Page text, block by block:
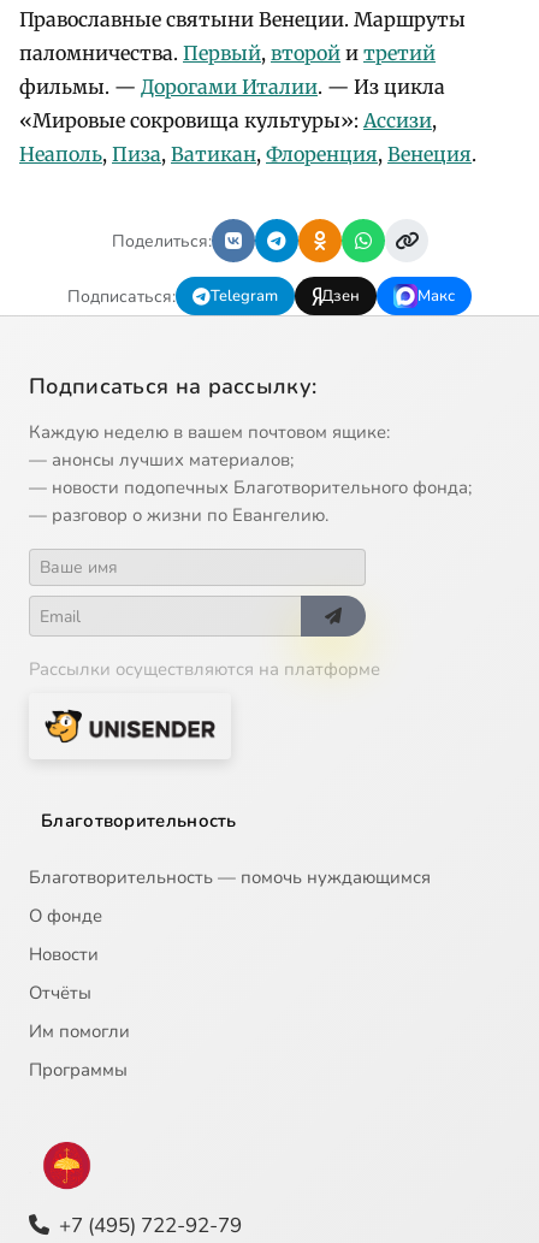
Православные святыни Венеции. Маршруты
паломничества. Первый, второй и третий
фильмы. — Дорогами Италии. — Из цикла
«Мировые сокровища культуры»: Ассизи,
Неаполь, Пиза, Ватикан, Флоренция, Венеция.
Поделиться:
Подписаться: Telegram Дзен Макс
Подписаться на рассылку:
Каждую неделю в вашем почтовом ящике:
— анонсы лучших материалов;
— новости подопечных Благотворительного фонда;
— разговор о жизни по Евангелию.
Рассылки осуществляются на платформе
Благотворительность
Благотворительность — помочь нуждающимся
О фонде
Новости
Отчёты
Им помогли
Программы
+7 (495) 722-92-79